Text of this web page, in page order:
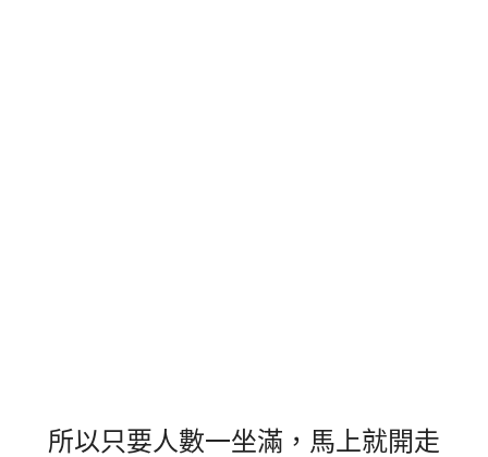
所以只要人數一坐滿，馬上就開走